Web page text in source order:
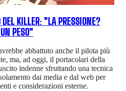
KILLER: "LA PRESSIONE?
PESO"
abbattuto anche il pilota più
ma, ad oggi, il portacolari della
indenne sfruttando una tecnica
dai media e dal web per
e considerazioni esterne.